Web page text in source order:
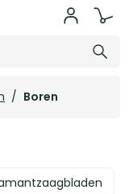
/ Boren